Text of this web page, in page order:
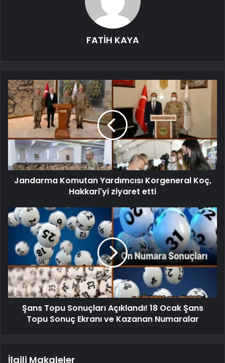
FATİH KAYA
Jandarma Komutan Yardımcısı Korgeneral Koç,
Hakkari'yi ziyaret etti
Şans Topu Sonuçları Açıklandı! 18 Ocak Şans
Topu Sonuç Ekranı ve Kazanan Numaralar
İlgili Makaleler